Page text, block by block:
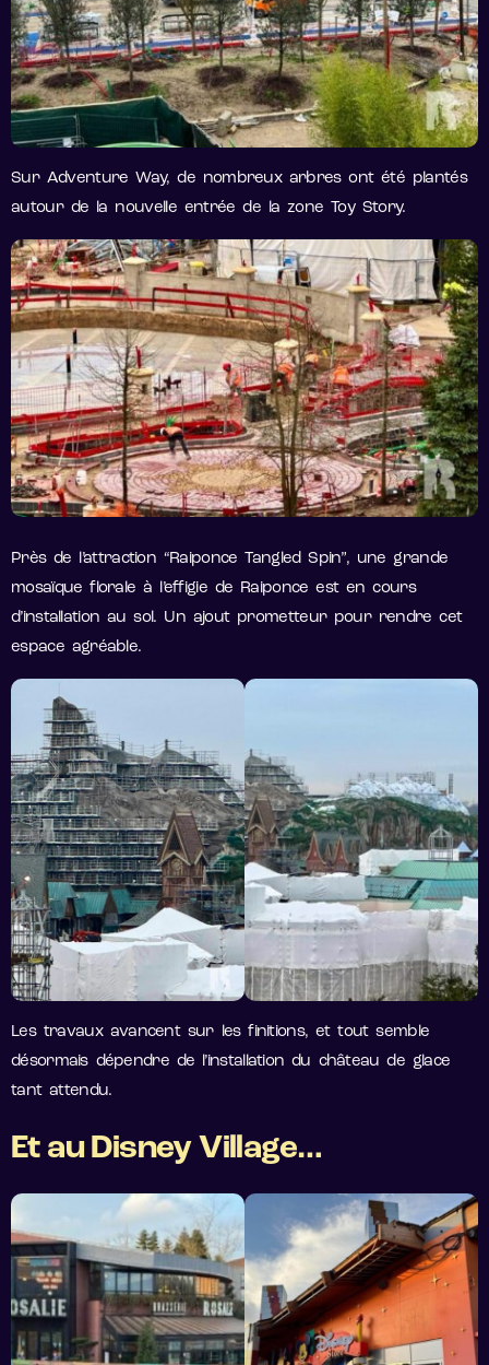
Sur Adventure Way, de nombreux arbres ont été plantés
autour de la nouvelle entrée de la zone Toy Story.
Près de l’attraction “Raiponce Tangled Spin”, une grande
mosaïque florale à l’effigie de Raiponce est en cours
d’installation au sol. Un ajout prometteur pour rendre cet
espace agréable.
Les travaux avancent sur les finitions, et tout semble
désormais dépendre de l’installation du château de glace
tant attendu.
Et au Disney Village…